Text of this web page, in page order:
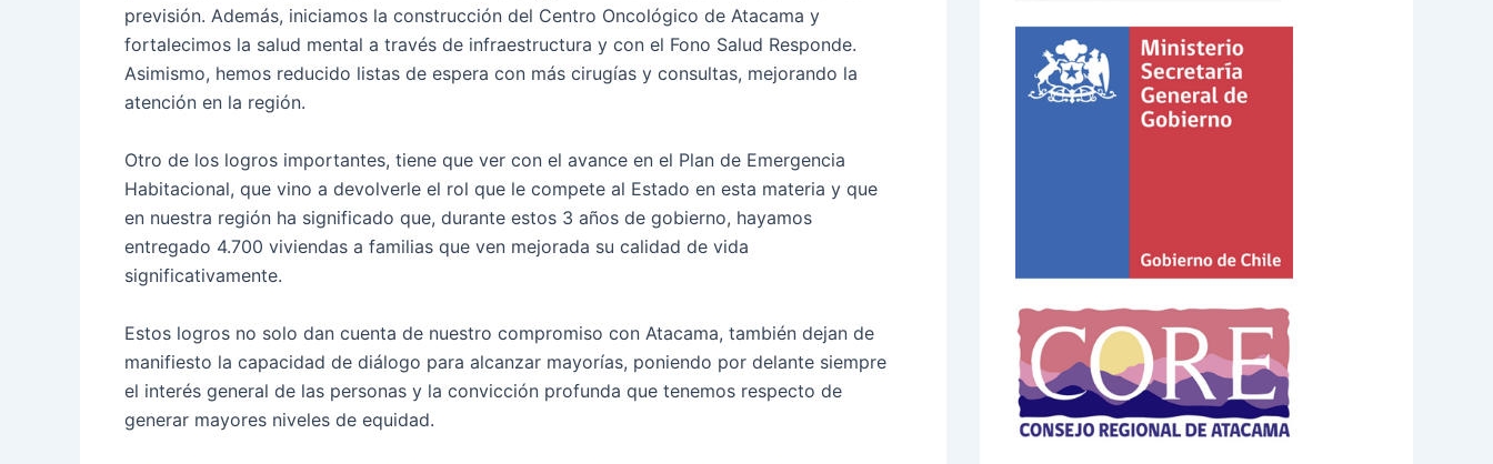
previsión. Además, iniciamos la construcción del Centro Oncológico de Atacama y
fortalecimos la salud mental a través de infraestructura y con el Fono Salud Responde.
Asimismo, hemos reducido listas de espera con más cirugías y consultas, mejorando la
atención en la región.
Otro de los logros importantes, tiene que ver con el avance en el Plan de Emergencia
Habitacional, que vino a devolverle el rol que le compete al Estado en esta materia y que
en nuestra región ha significado que, durante estos 3 años de gobierno, hayamos
entregado 4.700 viviendas a familias que ven mejorada su calidad de vida
significativamente.
Estos logros no solo dan cuenta de nuestro compromiso con Atacama, también dejan de
manifiesto la capacidad de diálogo para alcanzar mayorías, poniendo por delante siempre
el interés general de las personas y la convicción profunda que tenemos respecto de
generar mayores niveles de equidad.